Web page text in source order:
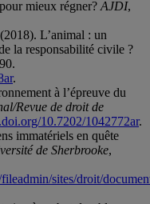
mieux régner? AJDI,
L’animal : un
la responsabilité civile ?
.
à l’épreuve du
Revue de droit de
10.7202/1042772ar.
immatériels en quête
de Sherbrooke,
sites/droit/